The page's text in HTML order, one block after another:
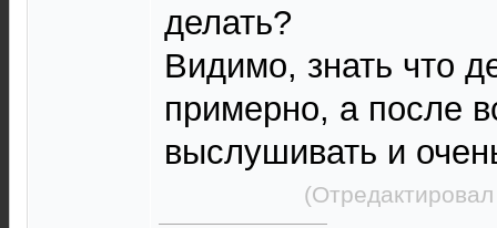
делать?
Видимо, знать что
примерно, а после
выслушивать и